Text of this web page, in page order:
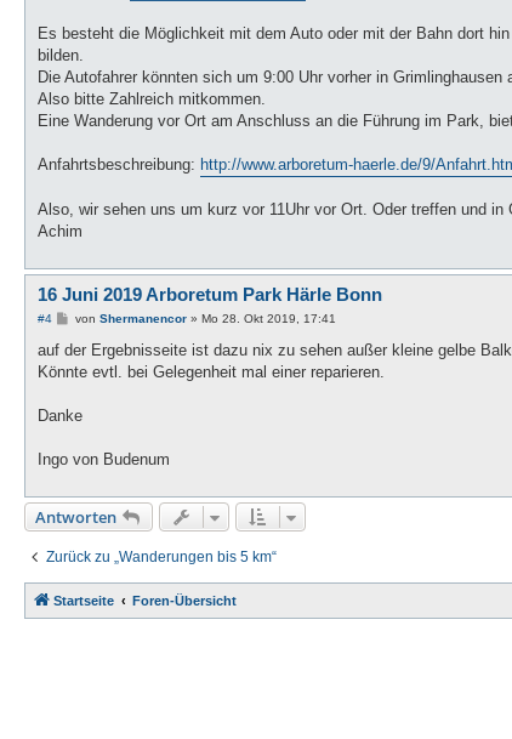
Es besteht die Möglichkeit mit dem Auto oder mit der Bahn dort
bilden.
Die Autofahrer könnten sich um 9:00 Uhr vorher in
Also bitte Zahlreich mitkommen.
Eine Wanderung vor Ort am Anschluss an die Führung im Park,
Anfahrtsbeschreibung: http://www.arboretum-haerle.de/9/
Also, wir sehen uns um kurz vor 11Uhr vor Ort. Oder treffen und
Achim
16 Juni 2019 Arboretum Park Härle Bonn
#4
B
i
r
von Shermanencor» Mo 28. Okt 2019, 17:41
auf der Ergebnisseite ist dazu nix zu sehen außer kleine gelbe
Könnte evtl. bei Gelegenheit mal einer reparieren.
Danke
Ingo von Budenum
Antworten
Zurück zu „Wanderungen bis 5 km“
Startseite Foren-Übersicht